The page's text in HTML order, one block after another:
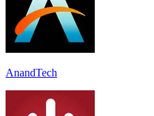
AnandTech